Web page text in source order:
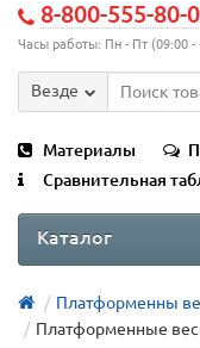
8-800-555-80-
Часы работы: Пн - Пт (09:00 -
Везде
Материалы
Сравнительная
Каталог
Платформенны
Платформенные